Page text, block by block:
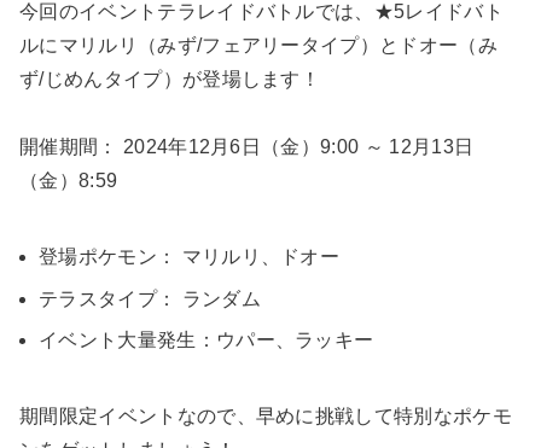
今回のイベントテラレイドバトルでは、★5レイドバト
ルにマリルリ（みず/フェアリータイプ）とドオー（み
ず/じめんタイプ）が登場します！
開催期間： 2024年12月6日（金）9:00 ～ 12月13日
（金）8:59
登場ポケモン： マリルリ、ドオー
テラスタイプ： ランダム
イベント大量発生：ウパー、ラッキー
期間限定イベントなので、早めに挑戦して特別なポケモ